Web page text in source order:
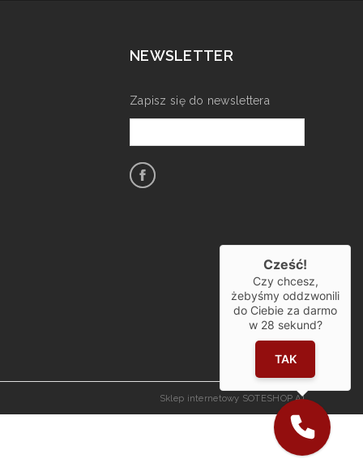
NEWSLETTER
Zapisz się do newslettera
Sklep internetowy SOTESHOP AI
Cześć!
Czy chcesz,
żebyśmy oddzwonili
do Ciebie za darmo
w 28 sekund?
TAK